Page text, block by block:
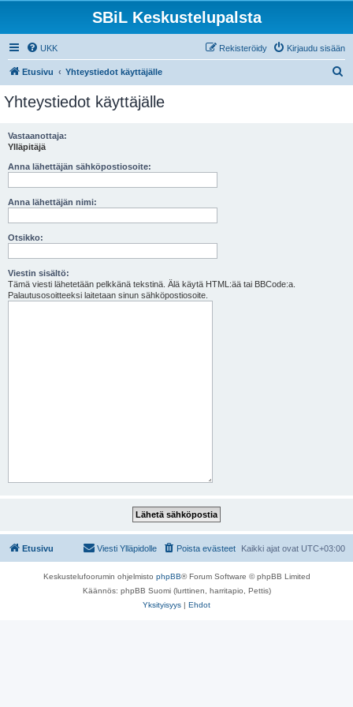
SBiL Keskustelupalsta
UKK Kirjaudu sisään
Rekisteröidy
Etusivu Yhteystiedot käyttäjälle
Yhteystiedot käyttäjälle
Vastaanottaja:
Ylläpitäjä
Anna lähettäjän sähköpostiosoite:
Anna lähettäjän nimi:
Otsikko:
Viestin sisältö:
Tämä viesti lähetetään pelkkänä tekstinä. Älä käytä HTML:ää tai BBCode:a.
Palautusosoitteeksi laitetaan sinun sähköpostiosoite.
Etusivu Kaikki ajat ovat UTC+03:00
Poista evästeet
Viesti Ylläpidolle
Keskustelufoorumin ohjelmisto phpBB® Forum Software © phpBB Limited
Käännös: phpBB Suomi (lurttinen, harritapio, Pettis)
Yksityisyys | Ehdot